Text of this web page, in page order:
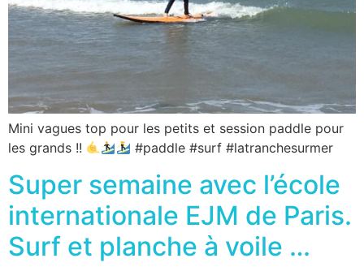
Mini vagues top pour les petits et session paddle pour
les grands !!
#paddle #surf #latranchesurmer
Super semaine avec l’école
internationale EJM de Paris.
Surf et planche à voile …